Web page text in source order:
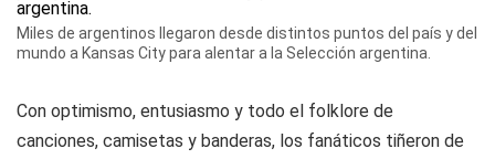
Miles de argentinos llegaron desde distintos puntos del país y del
mundo a Kansas City para alentar a la Selección argentina.
Con optimismo, entusiasmo y todo el folklore de
canciones, camisetas y banderas, los fanáticos tiñeron de